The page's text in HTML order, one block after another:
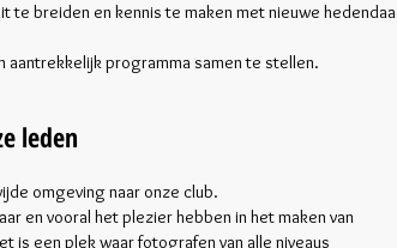
breiden en kennis te maken met nieuwe
aantrekkelijk programma samen te stellen.
leden
omgeving naar onze club.
en vooral het plezier hebben in het maken van
is een plek waar fotografen van alle niveaus